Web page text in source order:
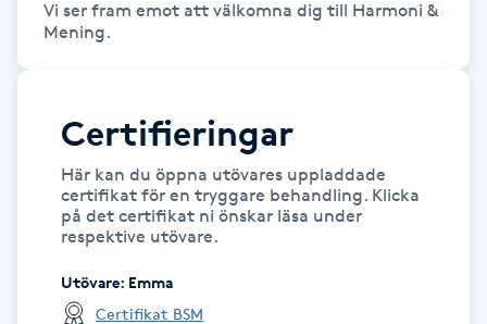
Gravidmassage
Gruppträning
Gua Sha-massage
Hatha Yoga
Vi ser fram emot att välkomna dig till Harmoni &
Mening.
Certifieringar
Här kan du öppna utövares uppladdade
certifikat för en tryggare behandling. Klicka
på det certifikat ni önskar läsa under
respektive utövare.
Utövare: Emma
Certifikat BSM